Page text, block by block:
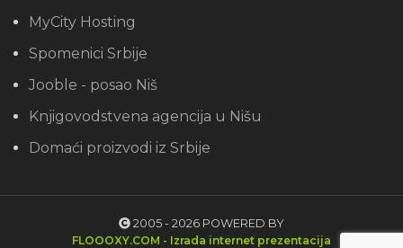
MyCity Hosting
Spomenici Srbije
Jooble - posao Niš
Knjigovodstvena agencija u Nišu
Domaći proizvodi iz Srbije
2005 - 2026 POWERED BY
FLOOOXY.COM - Izrada internet prezentacija